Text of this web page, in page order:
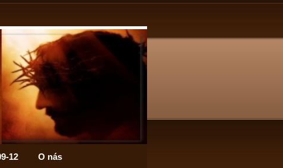
12 O nás